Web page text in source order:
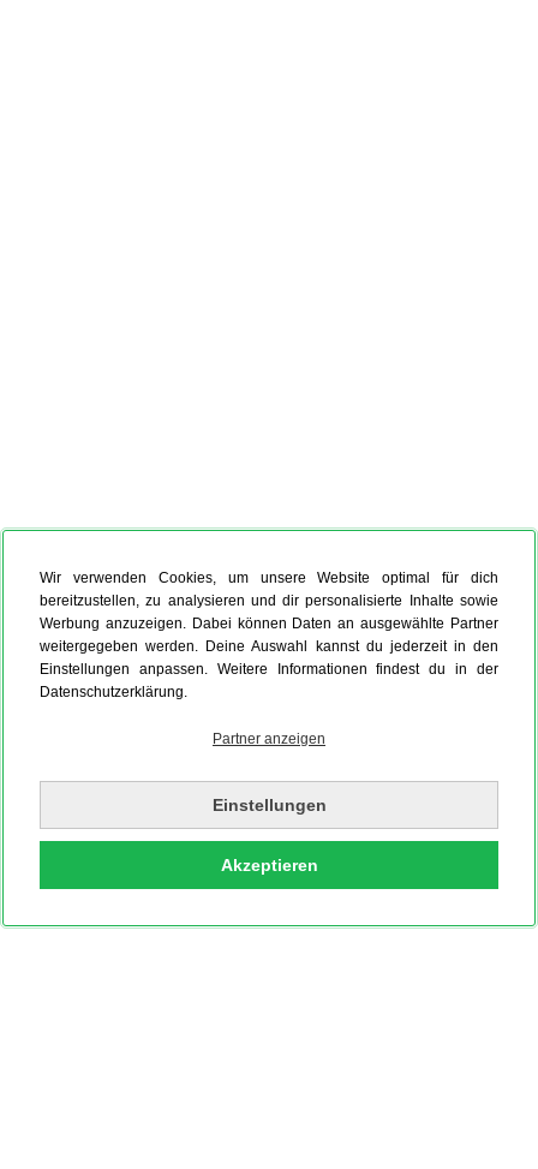
Wir verwenden Cookies, um unsere Website optimal für dich
bereitzustellen, zu analysieren und dir personalisierte Inhalte sowie
Werbung anzuzeigen. Dabei können Daten an ausgewählte Partner
weitergegeben werden. Deine Auswahl kannst du jederzeit in den
Einstellungen anpassen. Weitere Informationen findest du in der
Datenschutzerklärung.
Partner anzeigen
Einstellungen
Akzeptieren